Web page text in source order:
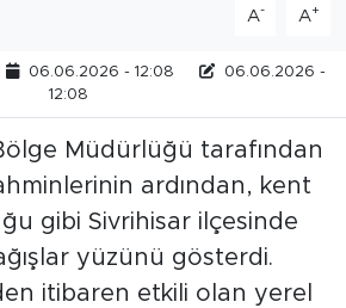
A- A+
06.06.2026 - 12:08
06.06.2026 -
12:08
Müdürlüğü tarafından
ardından, kent
gibi Sivrihisar ilçesinde
yüzünü gösterdi.
itibaren etkili olan yerel